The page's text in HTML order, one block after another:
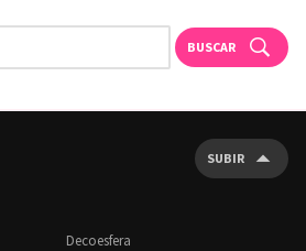
BUSCAR
SUBIR
Decoesfera